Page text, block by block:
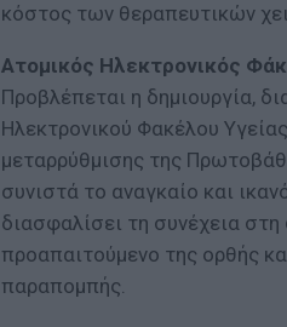
κόστος των θεραπευτικών
Ατομικός Ηλεκτρονικός
Προβλέπεται η δημιουργία,
Ηλεκτρονικού Φακέλου
μεταρρύθμισης της
συνιστά το αναγκαίο και
διασφαλίσει τη συνέχεια
προαπαιτούμενο της ορθής
παραπομπής.